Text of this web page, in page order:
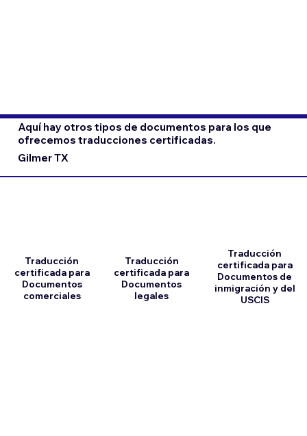
Aquí hay otros tipos de documentos para los que
ofrecemos traducciones certificadas.
Gilmer TX
Traducción
certificada para
Documentos
comerciales
Traducción
certificada para
Documentos
legales
Traducción
certificada para
Documentos de
inmigración y del
USCIS